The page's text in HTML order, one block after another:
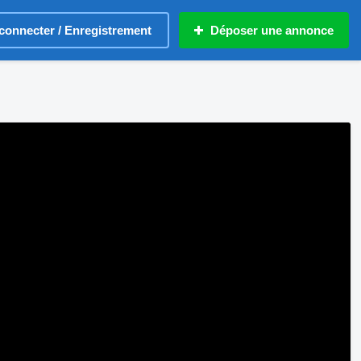
/ Enregistrement Déposer une annonce